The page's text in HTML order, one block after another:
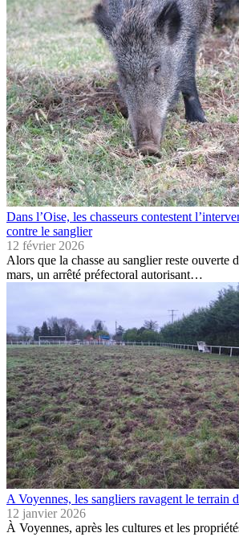
Dans l’Oise, les chasseurs contestent
contre le sanglier
12 février 2026
Alors que la chasse au sanglier reste ouverte
mars, un arrêté préfectoral autorisant…
A Voyennes, les sangliers ravagent le terrain
12 janvier 2026
À Voyennes, après les cultures et les